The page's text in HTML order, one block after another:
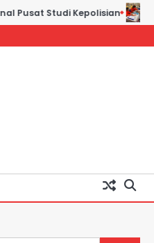
Studi Kepolisian Jasa